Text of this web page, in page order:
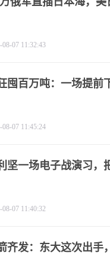
08-07 11:32:43
囤百万吨：一场提前
08-07 11:45:24
坚一场电子战演习，
08-07 11:40:32
齐发：东大这次出手